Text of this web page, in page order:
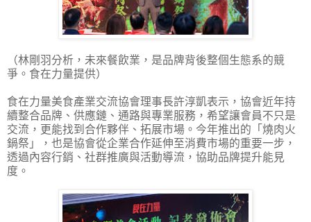
（林剛羽分析，未來餐飲業，是品牌背後整個生態系的競
爭。食在力量提供）
食在力量美食產業交流協會理事長許淳凱表示，協會近年持
續整合品牌、供應鏈、通路與專業服務，希望讓會員不只是
交流，更能找到合作夥伴、拓展市場。今年推出的「燒肉火
鍋祭」，也是協會從企業合作延伸至消費市場的重要一步，
透過內容行銷、社群推廣與活動導流，協助品牌提升能見
度。